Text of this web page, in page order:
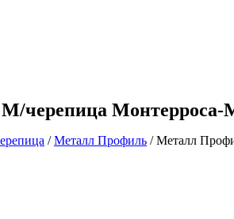
черепица Монтерроса-
/Металл Профиль / Металл